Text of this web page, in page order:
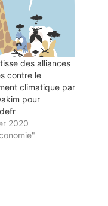
des alliances
contre le
climatique par
pour
2020